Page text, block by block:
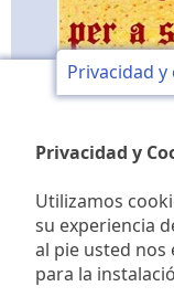
Club
Privacidad y
Privacidad y
Utilizamos
su experiencia
al pie usted
para la